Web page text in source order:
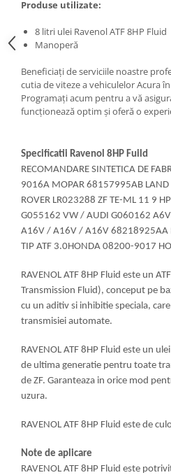
Produse utilizate:
8 litri ulei Ravenol ATF 8HP Fluid
Manoperă
Beneficiați de serviciile noastre
cutia de viteze a vehiculelor Acura
Programați acum pentru a vă
funcționează optim și oferă o
Specificatii Ravenol 8HP Fuild
RECOMANDARE SINTETICA DE
9016A MOPAR 68157995AB LAND
ROVER LR023288 ZF TE-ML 11 9
G055162 VW / AUDI G060162
A16V / A16V / A16V 68218925AA
TIP ATF 3.0HONDA 08200-9017
RAVENOL ATF 8HP Fluid este un
Transmission Fluid), conceput pe
cu un aditiv si inhibitie speciala,
transmisiei automate.
RAVENOL ATF 8HP Fluid este un
de ultima generatie pentru toate
de ZF. Garanteaza in orice mod
uzura.
RAVENOL ATF 8HP Fluid este de
Note de aplicare
RAVENOL ATF 8HP Fluid este